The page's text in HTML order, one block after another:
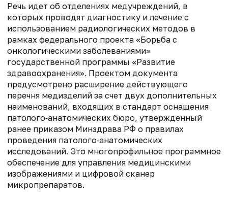
Речь идет об отделениях медучреждений, в
которых проводят диагностику и лечение с
использованием радиологических методов в
рамках федерального проекта «Борьба с
онкологическими заболеваниями»
государственной программы «Развитие
здравоохранения». Проектом документа
предусмотрено расширение действующего
перечня медизделий за счет двух дополнительных
наименований, входящих в стандарт оснащения
патолого‑анатомических бюро, утвержденный
ранее приказом Минздрава РФ о правилах
проведения патолого‑анатомических
исследований. Это многопрофильное программное
обеспечение для управления медицинскими
изображениями и цифровой сканер
микропрепаратов.